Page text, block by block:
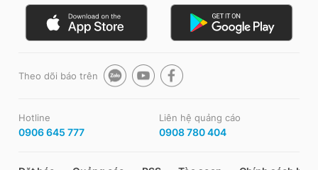
Theo dõi báo trên
Hotline
0906 645 777
Liên hệ quảng cáo
0908 780 404